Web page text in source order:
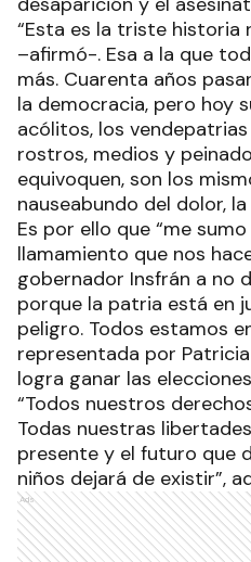
“Esta es la triste historia
–afirmó-. Esa a la que
más. Cuarenta años
la democracia, pero hoy
acólitos, los
rostros, medios y
equivoquen, son los
nauseabundo del dolor,
Es por ello que “me
llamamiento que nos
gobernador Insfrán a no
porque la patria está en
peligro. Todos estamos
representada por
logra ganar las
“Todos nuestros
Todas nuestras
presente y el futuro que
niños dejará de existir”,
Ads